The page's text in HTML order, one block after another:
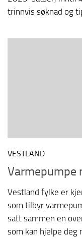
trinnvis søknad og
VESTLAND
Varmepumpe
Vestland fylke er
som tilbyr
satt sammen en
som kan hjelpe deg